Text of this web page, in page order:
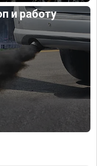
и работу